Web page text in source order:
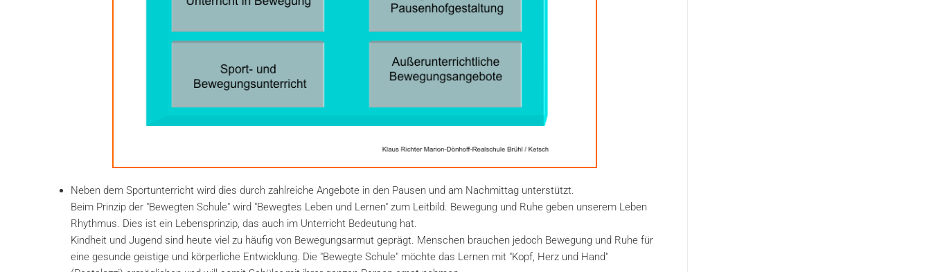
Neben dem Sportunterricht wird dies durch zahlreiche Angebote in den Pausen und am Nachmittag unterstützt.
Beim Prinzip der "Bewegten Schule" wird "Bewegtes Leben und Lernen" zum Leitbild. Bewegung und Ruhe geben unserem Leben
Rhythmus. Dies ist ein Lebensprinzip, das auch im Unterricht Bedeutung hat.
Kindheit und Jugend sind heute viel zu häufig von Bewegungsarmut geprägt. Menschen brauchen jedoch Bewegung und Ruhe für
eine gesunde geistige und körperliche Entwicklung. Die "Bewegte Schule" möchte das Lernen mit "Kopf, Herz und Hand"